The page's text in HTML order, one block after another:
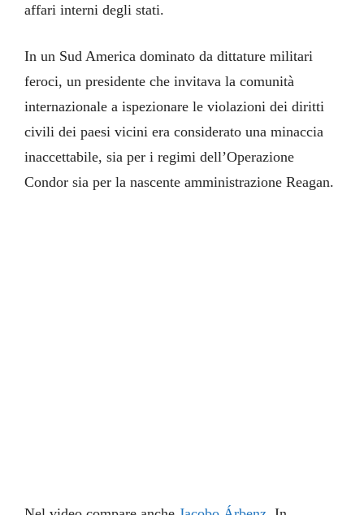
affari interni degli stati.
In un Sud America dominato da dittature militari
feroci, un presidente che invitava la comunità
internazionale a ispezionare le violazioni dei diritti
civili dei paesi vicini era considerato una minaccia
inaccettabile, sia per i regimi dell’Operazione
Condor sia per la nascente amministrazione Reagan.